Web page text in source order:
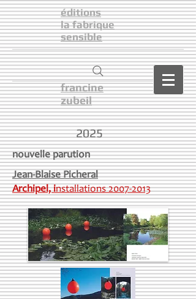
éditions
la fabrique
sensible
francine
zubeil
2025
nouvelle parution
Jean-Blaise Picheral
Archipel, installations 2007-2013